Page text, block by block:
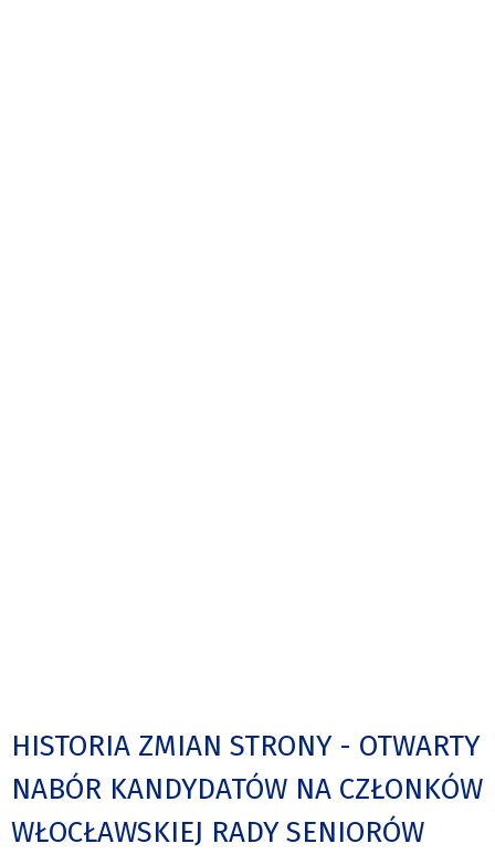
HISTORIA ZMIAN STRONY - OTWARTY
NABÓR KANDYDATÓW NA CZŁONKÓW
WŁOCŁAWSKIEJ RADY SENIORÓW